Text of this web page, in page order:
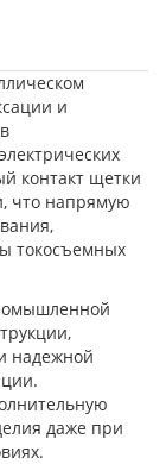
и
контакт щетки
что напрямую
токосъемных
надежной
даже при